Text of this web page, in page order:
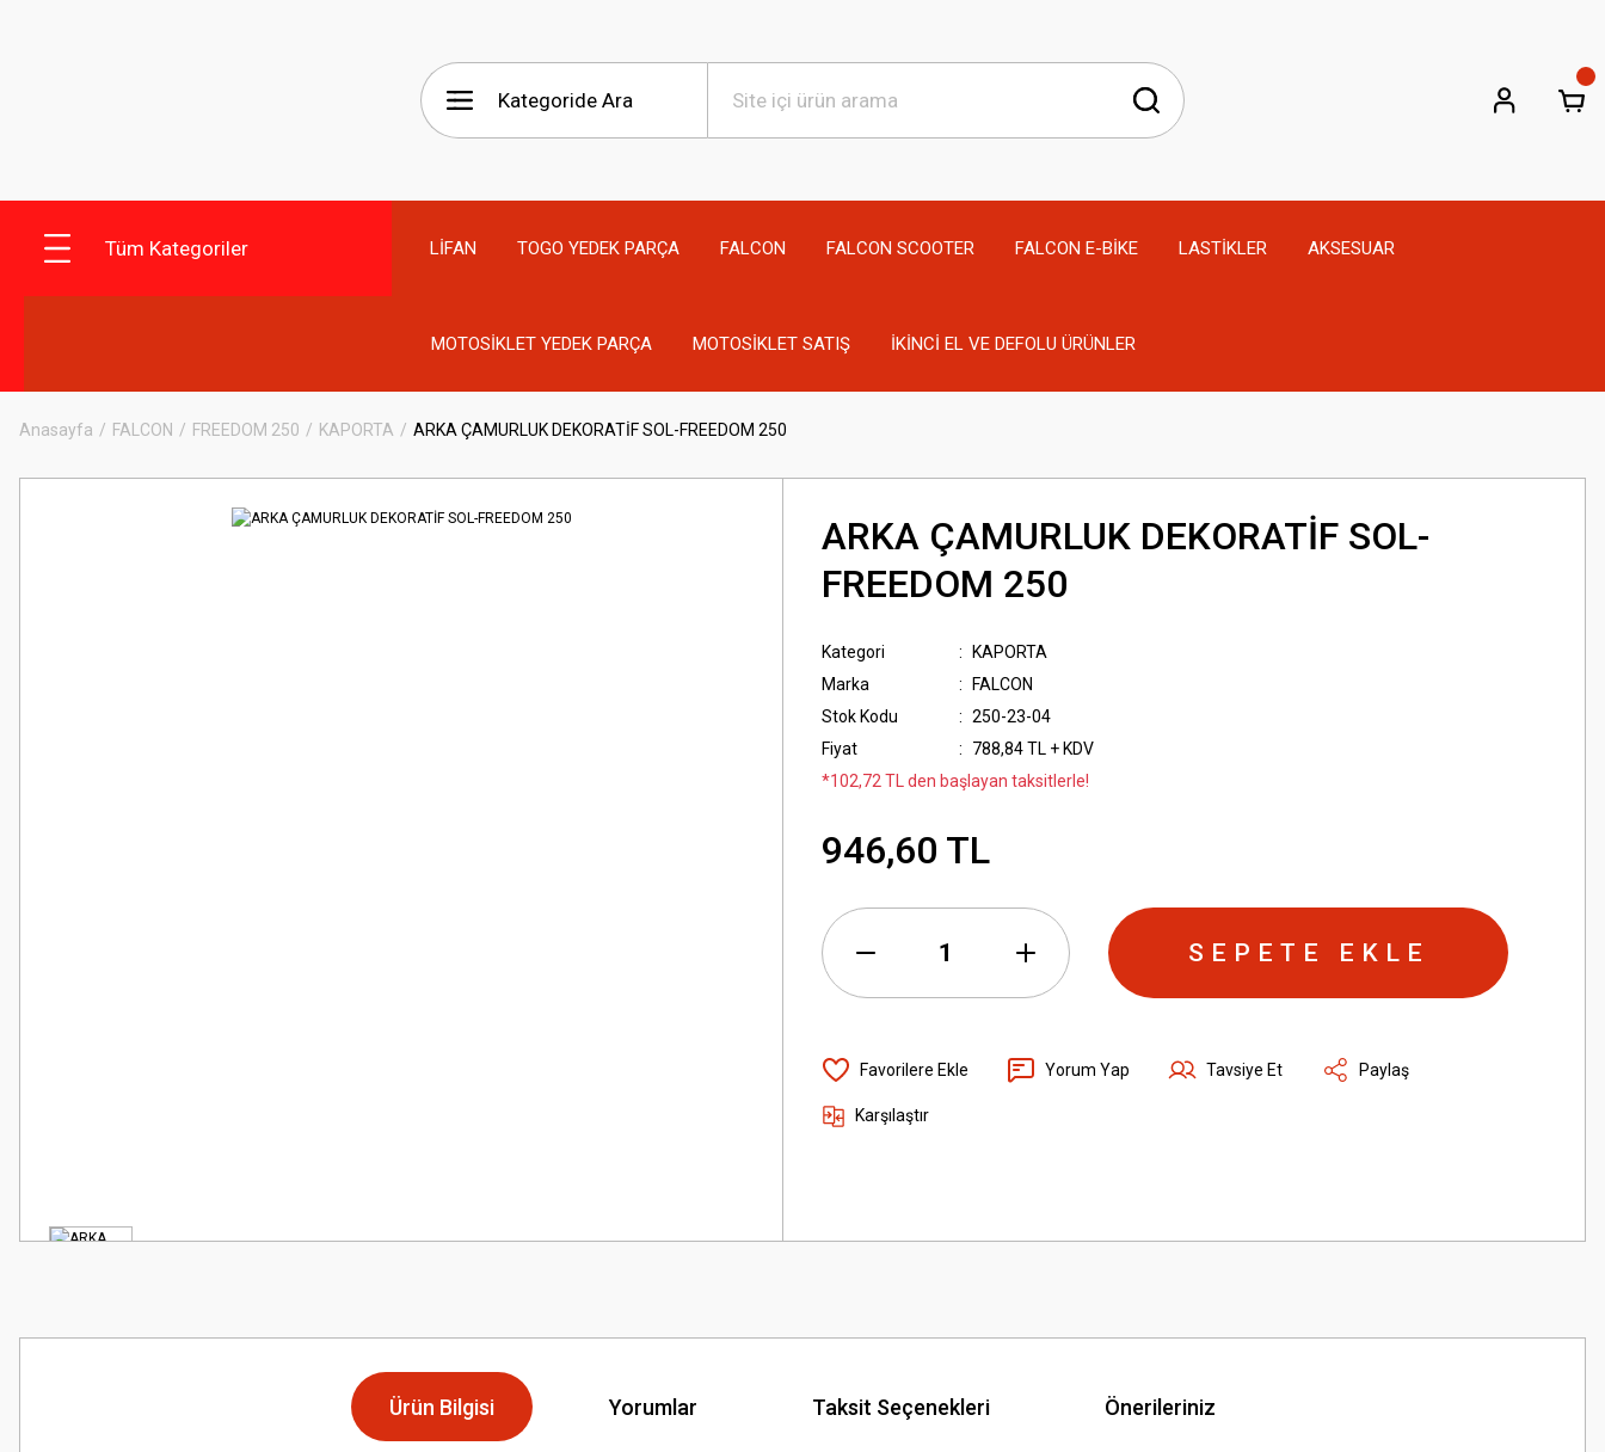
Tüm Kategoriler LİFAN TOGO YEDEK PARÇA FALCON FALCON SCOOTER FALCON E-BİKE LASTİKLER AKSESUAR
MOTOSİKLET YEDEK PARÇA MOTOSİKLET SATIŞ İKİNCİ EL VE DEFOLU ÜRÜNLER
Anasayfa FALCON FREEDOM 250 KAPORTA ARKA ÇAMURLUK DEKORATİF SOL-FREEDOM 250
ARKA ÇAMURLUK DEKORATİF SOL-
FREEDOM 250
Kategori
KAPORTA
Marka
FALCON
Stok Kodu
250-23-04
Fiyat
788,84 TL + KDV
*102,72 TL den başlayan taksitlerle!
946,60 TL
SEPETE EKLE
Yorum Yap Tavsiye Et Paylaş
Karşılaştır
Ürün Bilgisi Yorumlar Taksit Seçenekleri Önerileriniz